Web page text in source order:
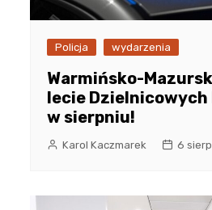
Policja wydarzenia
Warmińsko-
lecie
w sierpniu!
Karol Kaczmarek 6